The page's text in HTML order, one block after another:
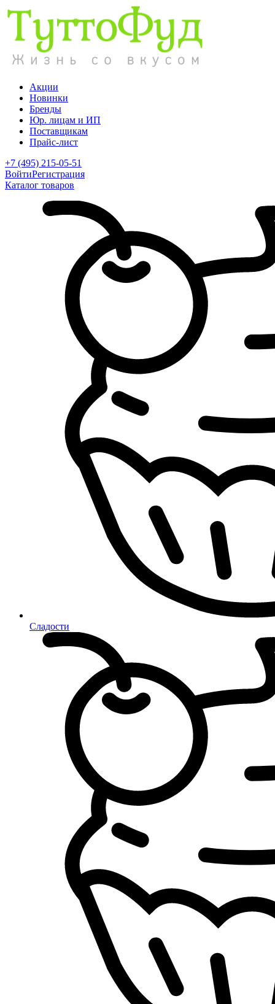
Акции
Новинки
Бренды
Юр. лицам и ИП
Поставщикам
Прайс-лист
+7 (495) 215-05-51
ВойтиРегистрация
Каталог товаров
Сладости